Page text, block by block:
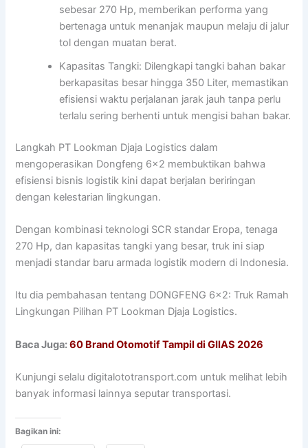
sebesar 270 Hp, memberikan performa yang
bertenaga untuk menanjak maupun melaju di jalur
tol dengan muatan berat.
Kapasitas Tangki: Dilengkapi tangki bahan bakar
berkapasitas besar hingga 350 Liter, memastikan
efisiensi waktu perjalanan jarak jauh tanpa perlu
terlalu sering berhenti untuk mengisi bahan bakar.
Langkah PT Lookman Djaja Logistics dalam
mengoperasikan Dongfeng 6×2 membuktikan bahwa
efisiensi bisnis logistik kini dapat berjalan beriringan
dengan kelestarian lingkungan.
Dengan kombinasi teknologi SCR standar Eropa, tenaga
270 Hp, dan kapasitas tangki yang besar, truk ini siap
menjadi standar baru armada logistik modern di Indonesia.
Itu dia pembahasan tentang DONGFENG 6×2: Truk Ramah
Lingkungan Pilihan PT Lookman Djaja Logistics.
Baca Juga:60 Brand Otomotif Tampil di GIIAS 2026
Kunjungi selalu digitalototransport.com untuk melihat lebih
banyak informasi lainnya seputar transportasi.
Bagikan ini: